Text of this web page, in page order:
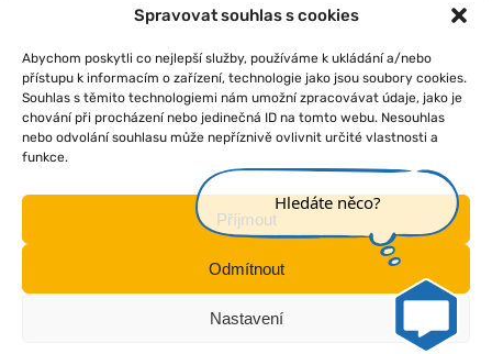
Spravovat souhlas s cookies
Abychom poskytli co nejlepší služby, používáme k ukládání a/nebo
přístupu k informacím o zařízení, technologie jako jsou soubory cookies.
Souhlas s těmito technologiemi nám umožní zpracovávat údaje, jako je
chování při procházení nebo jedinečná ID na tomto webu. Nesouhlas
nebo odvolání souhlasu může nepříznivě ovlivnit určité vlastnosti a
funkce.
Příjmout
Odmítnout
Nastavení
Úvod | O nás | Pojištění | Obchodní podmínky | Kontakt
Hledáte něco?